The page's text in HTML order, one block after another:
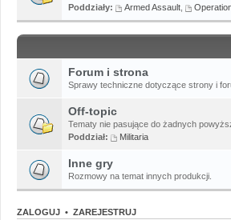
Poddziały:
Armed Assault
Forum i strona
Sprawy techniczne dotyczące strony i
Off-topic
Tematy nie pasujące do żadnych
Poddział:
Militaria
Inne gry
Rozmowy na temat innych produkcji.
ZALOGUJ • ZAREJESTRUJ